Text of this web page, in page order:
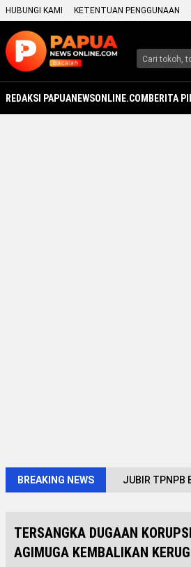
HUBUNGI KAMI KETENTUAN PENGGUNAAN
REDAKSI PAPUANEWSONLINE.COMBERITA
BREAKING NEWS JUBIR TPNPB
TERSANGKA DUGAAN
AGIMUGA KEMBALIKAN